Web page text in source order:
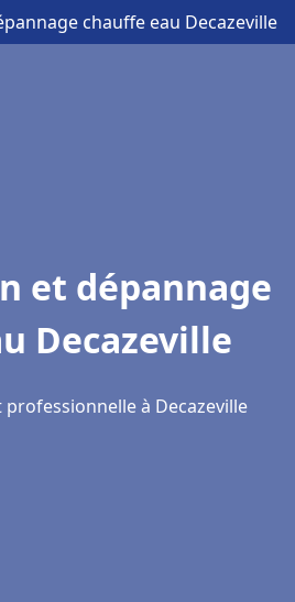
chauffe eau Decazeville
et dépannage
Decazeville
à Decazeville